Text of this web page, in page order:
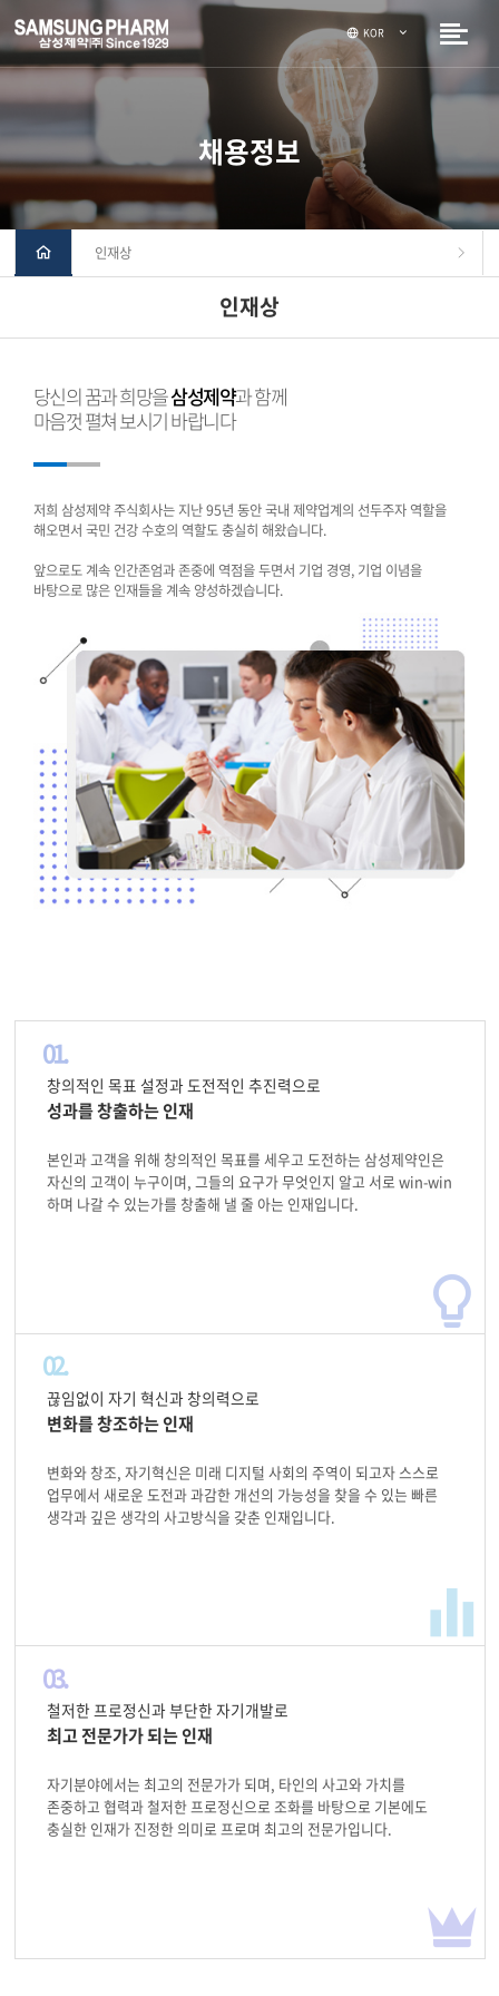
KOR
채용정보
인재상
인재상
당신의 꿈과 희망을삼성제약과 함께
마음껏 펼쳐 보시기 바랍니다
저희 삼성제약 주식회사는 지난 95년 동안 국내 제약업계의 선두주자 역할을
해오면서 국민 건강 수호의 역할도 충실히 해왔습니다.
앞으로도 계속 인간존엄과 존중에 역점을 두면서 기업 경영, 기업 이념을
바탕으로 많은 인재들을 계속 양성하겠습니다.
01.
창의적인 목표 설정과 도전적인 추진력으로
성과를 창출하는 인재
본인과 고객을 위해 창의적인 목표를 세우고 도전하는 삼성제약인은
자신의 고객이 누구이며, 그들의 요구가 무엇인지 알고 서로 win-win
하며 나갈 수 있는가를 창출해 낼 줄 아는 인재입니다.
02.
끊임없이 자기 혁신과 창의력으로
변화를 창조하는 인재
변화와 창조, 자기혁신은 미래 디지털 사회의 주역이 되고자 스스로
업무에서 새로운 도전과 과감한 개선의 가능성을 찾을 수 있는 빠른
생각과 깊은 생각의 사고방식을 갖춘 인재입니다.
03.
철저한 프로정신과 부단한 자기개발로
최고 전문가가 되는 인재
자기분야에서는 최고의 전문가가 되며, 타인의 사고와 가치를
존중하고 협력과 철저한 프로정신으로 조화를 바탕으로 기본에도
충실한 인재가 진정한 의미로 프로며 최고의 전문가입니다.